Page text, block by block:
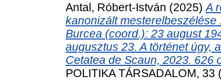
Antal, Róbert-István (2025)A
kanonizált mesterelbeszélése
Burcea (coord.): 23 august
augusztus 23. A történet úgy,
Cetatea de Scaun, 2023. 626
POLITIKA TÁRSADALOM,